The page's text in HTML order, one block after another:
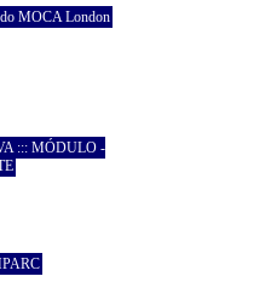
MOCA London
::: MÓDULO -